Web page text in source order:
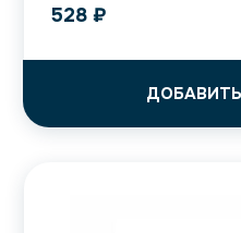
528 ₽